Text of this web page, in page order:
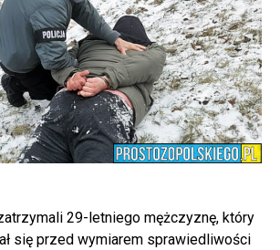
29-letniego mężczyznę, który
się przed wymiarem sprawiedliwości